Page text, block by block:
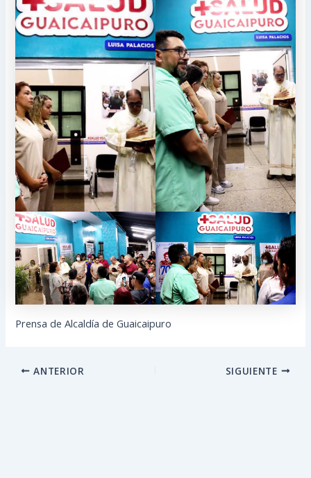
Prensa de Alcaldía de Guaicaipuro
ANTERIOR SIGUIENTE